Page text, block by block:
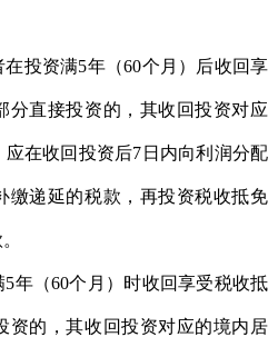
投资满5年（60个月）后收回享
分直接投资的，其收回投资对应
在收回投资后7日内向利润分配
缴递延的税款，再投资税收抵免
年（60个月）时收回享受税收抵
资的，其收回投资对应的境内居